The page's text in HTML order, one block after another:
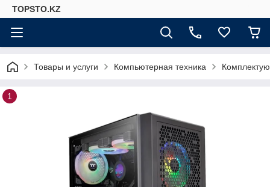
TOPSTO.KZ
Товары и услуги Компьютерная техника
1